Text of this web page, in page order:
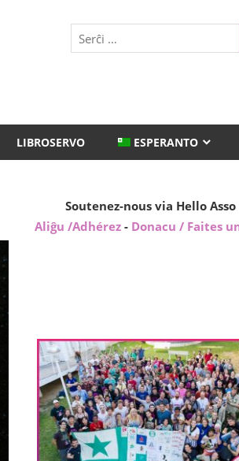
LIBROSERVO ESPERANTO
Soutenez-nous via Hello Asso
Aliĝu /Adhérez - Donacu / Faites